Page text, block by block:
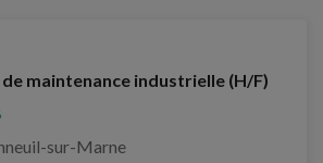
maintenance industrielle (H/F)
sur-Marne